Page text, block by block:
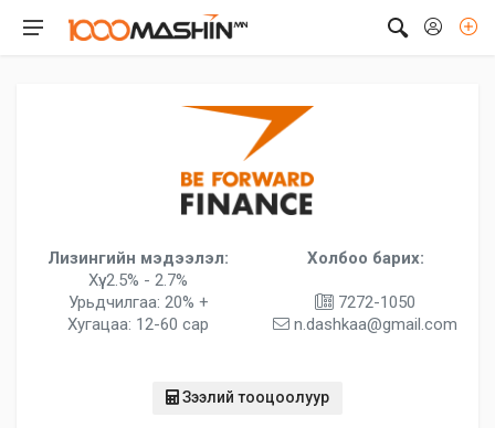
Лизингийн мэдээлэл:
Хүү: 2.5% - 2.7%
Урьдчилгаа: 20% +
Хугацаа: 12-60 сар
Холбоо барих:
7272-1050
n.dashkaa@gmail.com
Зээлий тооцоолуур